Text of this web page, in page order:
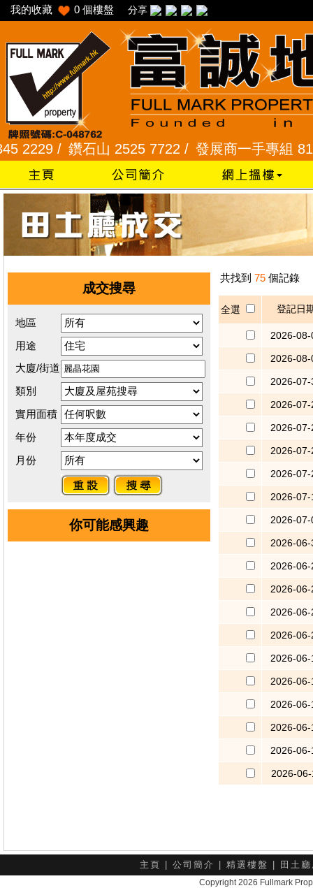
我的收藏 0 個樓盤 分享
/鑽石山 2525 7722 /發展商一手專組 8101
成交搜尋
地區
用途
大廈/街道
類別
實用面積
年份
月份
你可能感興趣
共找到 75 個記錄
全選 登記日
2026-08-
2026-08-
2026-07-
2026-07-
2026-07-
2026-07-
2026-07-
2026-07-
2026-07-
2026-06-
2026-06-
2026-06-
2026-06-
2026-06-
2026-06-
2026-06-
2026-06-
2026-06-
2026-06-
2026-06-
主頁 公司簡介 精選樓盤 田土
Copyright 2026 Fullmark